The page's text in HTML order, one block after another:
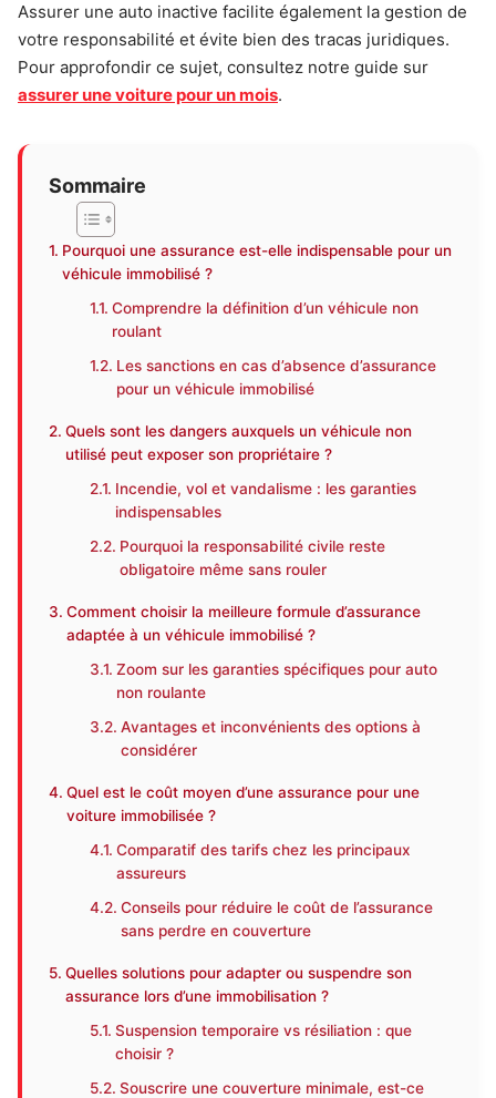
Assurer une auto inactive facilite également la gestion de
votre responsabilité et évite bien des tracas juridiques.
Pour approfondir ce sujet, consultez notre guide sur
assurer une voiture pour un mois.
Sommaire
Pourquoi une assurance est-elle indispensable pour un
véhicule immobilisé ?
Comprendre la définition d’un véhicule non
roulant
Les sanctions en cas d’absence d’assurance
pour un véhicule immobilisé
Quels sont les dangers auxquels un véhicule non
utilisé peut exposer son propriétaire ?
Incendie, vol et vandalisme : les garanties
indispensables
Pourquoi la responsabilité civile reste
obligatoire même sans rouler
Comment choisir la meilleure formule d’assurance
adaptée à un véhicule immobilisé ?
Zoom sur les garanties spécifiques pour auto
non roulante
Avantages et inconvénients des options à
considérer
Quel est le coût moyen d’une assurance pour une
voiture immobilisée ?
Comparatif des tarifs chez les principaux
assureurs
Conseils pour réduire le coût de l’assurance
sans perdre en couverture
Quelles solutions pour adapter ou suspendre son
assurance lors d’une immobilisation ?
Suspension temporaire vs résiliation : que
choisir ?
Souscrire une couverture minimale, est-ce